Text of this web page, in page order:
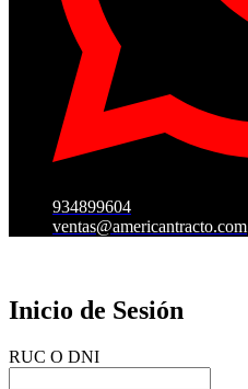
934899604
ventas@americantracto.com
Inicio de Sesión
RUC O DNI